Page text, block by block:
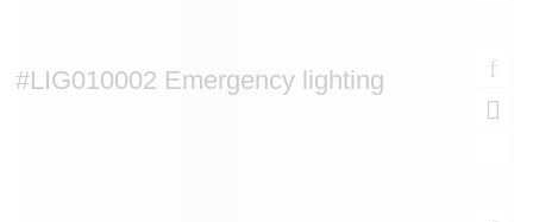
#LIG010002 Emergency lighting